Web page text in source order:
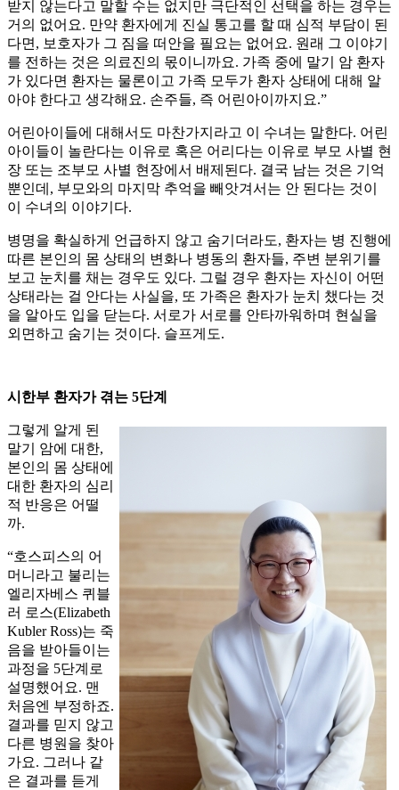
받지 않는다고 말할 수는 없지만 극단적인 선택을 하는 경우는
거의 없어요. 만약 환자에게 진실 통고를 할 때 심적 부담이 된
다면, 보호자가 그 짐을 떠안을 필요는 없어요. 원래 그 이야기
를 전하는 것은 의료진의 몫이니까요. 가족 중에 말기 암 환자
가 있다면 환자는 물론이고 가족 모두가 환자 상태에 대해 알
아야 한다고 생각해요. 손주들, 즉 어린아이까지요.”
어린아이들에 대해서도 마찬가지라고 이 수녀는 말한다. 어린
아이들이 놀란다는 이유로 혹은 어리다는 이유로 부모 사별 현
장 또는 조부모 사별 현장에서 배제된다. 결국 남는 것은 기억
뿐인데, 부모와의 마지막 추억을 빼앗겨서는 안 된다는 것이
이 수녀의 이야기다.
병명을 확실하게 언급하지 않고 숨기더라도, 환자는 병 진행에
따른 본인의 몸 상태의 변화나 병동의 환자들, 주변 분위기를
보고 눈치를 채는 경우도 있다. 그럴 경우 환자는 자신이 어떤
상태라는 걸 안다는 사실을, 또 가족은 환자가 눈치 챘다는 것
을 알아도 입을 닫는다. 서로가 서로를 안타까워하며 현실을
외면하고 숨기는 것이다. 슬프게도.
시한부 환자가 겪는 5단계
그렇게 알게 된
말기 암에 대한,
본인의 몸 상태에
대한 환자의 심리
적 반응은 어떨
까.
“호스피스의 어
머니라고 불리는
엘리자베스 퀴블
러 로스(Elizabeth
Kubler Ross)는 죽
음을 받아들이는
과정을 5단계로
설명했어요. 맨
처음엔 부정하죠.
결과를 믿지 않고
다른 병원을 찾아
가요. 그러나 같
은 결과를 듣게